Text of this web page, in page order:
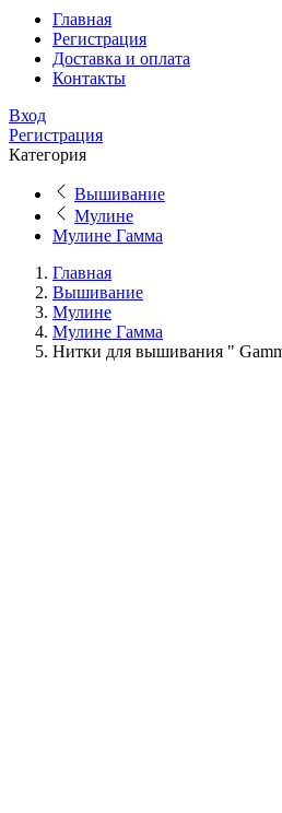
Главная
Регистрация
Доставка и оплата
Контакты
Вход
Регистрация
Категория
Вышивание
Мулине
Мулине Гамма
Главная
Вышивание
Мулине
Мулине Гамма
Нитки для вышивания "